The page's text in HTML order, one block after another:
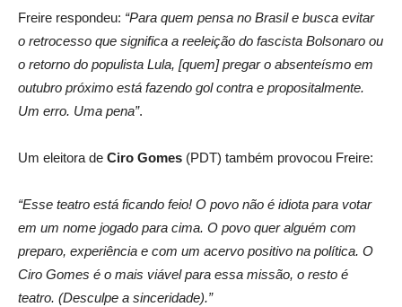
Freire respondeu: “Para quem pensa no Brasil e busca evitar
o retrocesso que significa a reeleição do fascista Bolsonaro ou
o retorno do populista Lula, [quem] pregar o absenteísmo em
outubro próximo está fazendo gol contra e propositalmente.
Um erro. Uma pena”.
Um eleitora de Ciro Gomes (PDT) também provocou Freire:
“Esse teatro está ficando feio! O povo não é idiota para votar
em um nome jogado para cima. O povo quer alguém com
preparo, experiência e com um acervo positivo na política. O
Ciro Gomes é o mais viável para essa missão, o resto é
teatro. (Desculpe a sinceridade).”